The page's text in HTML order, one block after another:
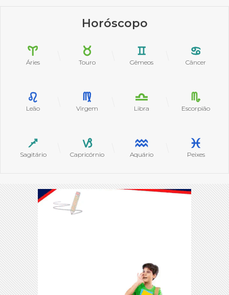
Horóscopo
Áries Touro Gêmeos Câncer
Leão Virgem Libra Escorpião
Sagitário Capricórnio Aquário Peixes